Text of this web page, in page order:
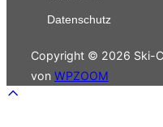
Datenschutz
Copyright © 2026 Ski-
von WPZOOM